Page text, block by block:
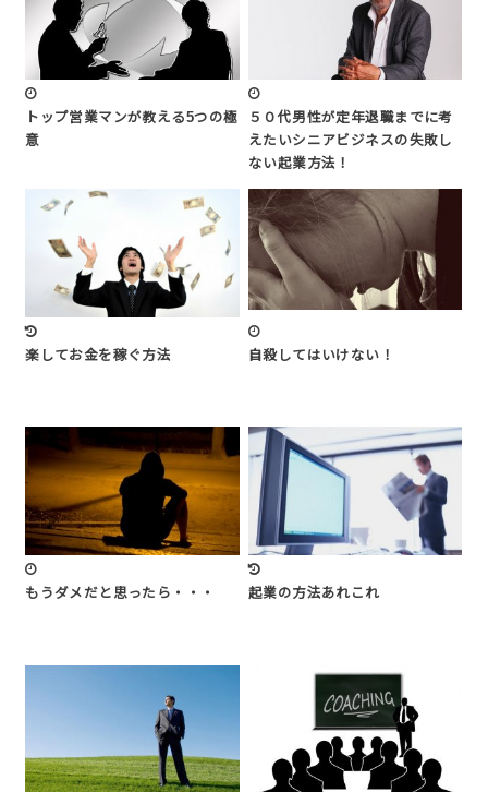
トップ営業マンが教える5つの極
意
５０代男性が定年退職までに考
えたいシニアビジネスの失敗し
ない起業方法！
楽してお金を稼ぐ方法 自殺してはいけない！
もうダメだと思ったら・・・ 起業の方法あれこれ